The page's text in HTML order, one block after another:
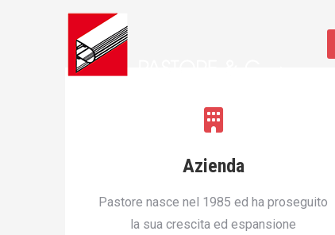
Azienda
Pastore nasce nel 1985 ed ha proseguito
la sua crescita ed espansione